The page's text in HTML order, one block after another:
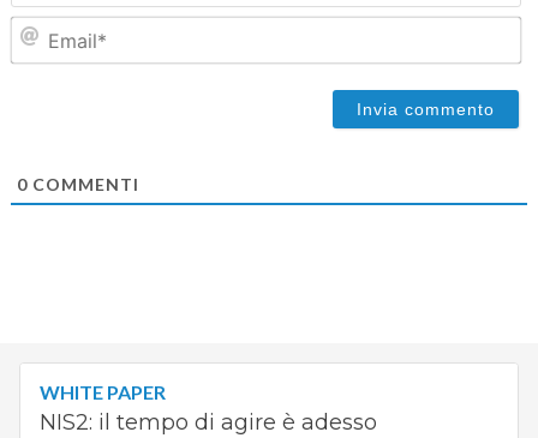
0COMMENTI
WHITE PAPER
NIS2: il tempo di agire è adesso